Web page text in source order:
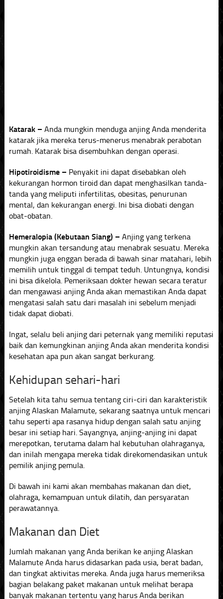
Katarak – Anda mungkin menduga anjing Anda menderita
katarak jika mereka terus-menerus menabrak perabotan
rumah. Katarak bisa disembuhkan dengan operasi.
Hipotiroidisme – Penyakit ini dapat disebabkan oleh
kekurangan hormon tiroid dan dapat menghasilkan tanda-
tanda yang meliputi infertilitas, obesitas, penurunan
mental, dan kekurangan energi. Ini bisa diobati dengan
obat-obatan.
Hemeralopia (Kebutaan Siang) – Anjing yang terkena
mungkin akan tersandung atau menabrak sesuatu. Mereka
mungkin juga enggan berada di bawah sinar matahari, lebih
memilih untuk tinggal di tempat teduh. Untungnya, kondisi
ini bisa dikelola. Pemeriksaan dokter hewan secara teratur
dan mengawasi anjing Anda akan memastikan Anda dapat
mengatasi salah satu dari masalah ini sebelum menjadi
tidak dapat diobati.
Ingat, selalu beli anjing dari peternak yang memiliki reputasi
baik dan kemungkinan anjing Anda akan menderita kondisi
kesehatan apa pun akan sangat berkurang.
Kehidupan sehari-hari
Setelah kita tahu semua tentang ciri-ciri dan karakteristik
anjing Alaskan Malamute, sekarang saatnya untuk mencari
tahu seperti apa rasanya hidup dengan salah satu anjing
besar ini setiap hari. Sayangnya, anjing-anjing ini dapat
merepotkan, terutama dalam hal kebutuhan olahraganya,
dan inilah mengapa mereka tidak direkomendasikan untuk
pemilik anjing pemula.
Di bawah ini kami akan membahas makanan dan diet,
olahraga, kemampuan untuk dilatih, dan persyaratan
perawatannya.
Makanan dan Diet
Jumlah makanan yang Anda berikan ke anjing Alaskan
Malamute Anda harus didasarkan pada usia, berat badan,
dan tingkat aktivitas mereka. Anda juga harus memeriksa
bagian belakang paket makanan untuk melihat berapa
banyak makanan tertentu yang harus Anda berikan